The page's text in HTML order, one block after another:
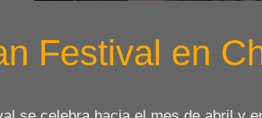
Festival en